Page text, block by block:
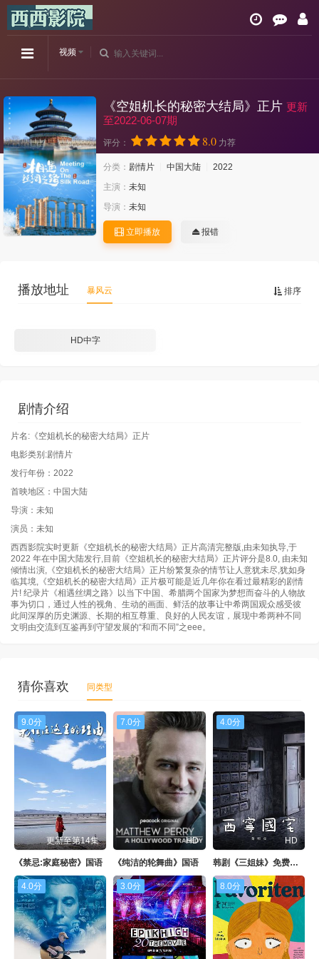
视频
《空姐机长的秘密大结局》正片 更新
至2022-06-07期
评分： 8.0 力荐
分类： 剧情片 中国大陆
2022
主演： 未知
导演： 未知
立即播放 报错
排序
播放地址 暴风云
HD中字
剧情介绍
片名:《空姐机长的秘密大结局》正片
电影类别:剧情片
发行年份：2022
首映地区：中国大陆
导演：未知
演员：未知
西西影院实时更新《空姐机长的秘密大结局》正片高清完整版,由未知执导,于
2022 年在中国大陆发行,目前《空姐机长的秘密大结局》正片评分是8.0, 由未知
倾情出演,《空姐机长的秘密大结局》正片纷繁复杂的情节让人意犹未尽,犹如身
临其境,《空姐机长的秘密大结局》正片极可能是近几年你在看过最精彩的剧情
片! 纪录片《相遇丝绸之路》以当下中国、希腊两个国家为梦想而奋斗的人物故
事为切口，通过人性的视角、生动的画面、鲜活的故事让中希两国观众感受彼
此间深厚的历史渊源、长期的相互尊重、良好的人民友谊，展现中希两种不同
文明由交流到互鉴再到守望发展的“和而不同”之eee。
猜你喜欢 同类型
9.0分
更新至第14集
《禁忌:家庭秘密》国语
7.0分
HD
《纯洁的轮舞曲》国语
4.0分
HD
韩剧《三姐妹》免费国语版
4.0分 3.0分 8.0分